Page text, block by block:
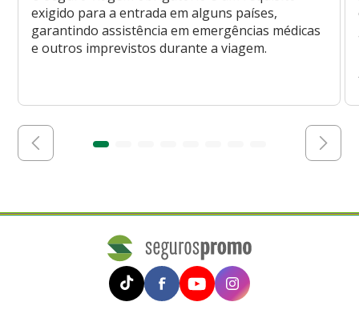
exigido para a entrada em alguns países,
garantindo assistência em emergências médicas
e outros imprevistos durante a viagem.